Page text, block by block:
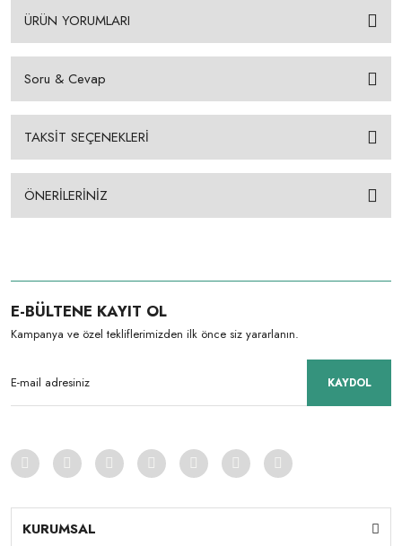
ÜRÜN YORUMLARI
Soru & Cevap
TAKSİT SEÇENEKLERİ
ÖNERİLERİNİZ
E-BÜLTENE KAYIT OL
Kampanya ve özel tekliflerimizden ilk önce siz yararlanın.
KAYDOL
KURUMSAL